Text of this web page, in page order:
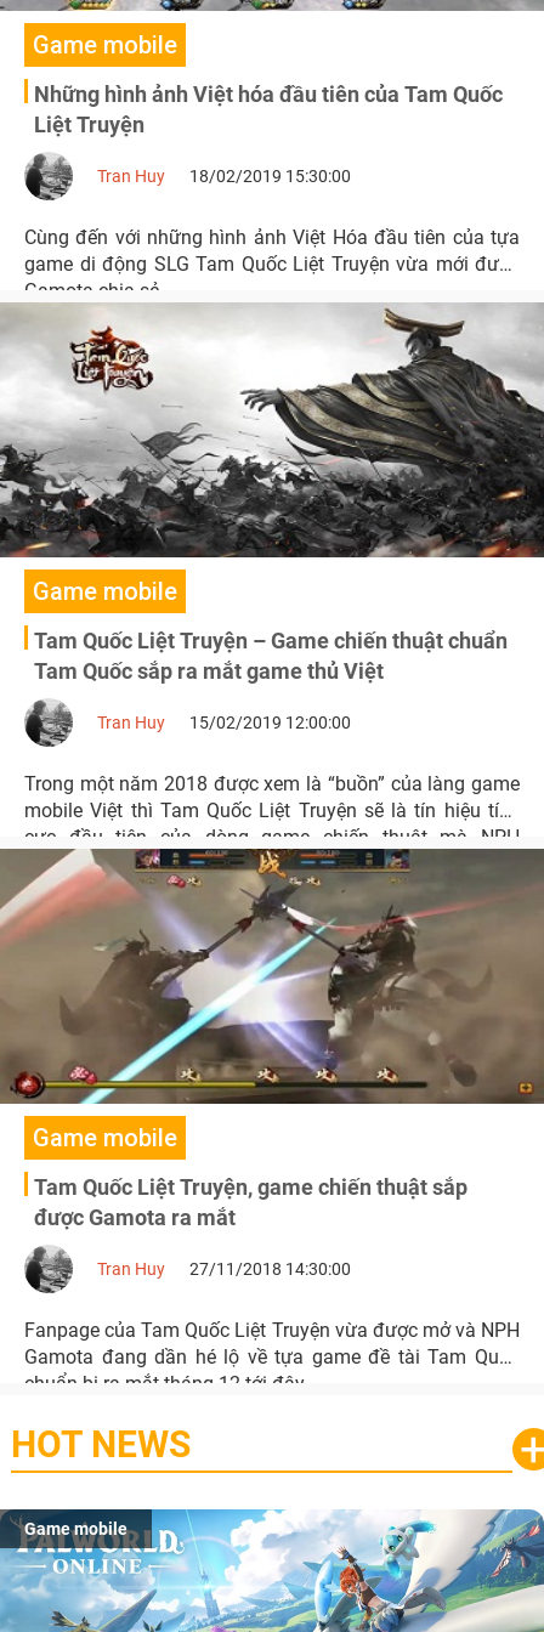
Game mobile
Những hình ảnh Việt hóa đầu tiên của Tam Quốc
Liệt Truyện
Tran Huy 18/02/2019 15:30:00
Cùng đến với những hình ảnh Việt Hóa đầu tiên của tựa
game di động SLG Tam Quốc Liệt Truyện vừa mới được
Gamota chia sẻ.
Game mobile
Tam Quốc Liệt Truyện – Game chiến thuật chuẩn
Tam Quốc sắp ra mắt game thủ Việt
Tran Huy 15/02/2019 12:00:00
Trong một năm 2018 được xem là “buồn” của làng game
mobile Việt thì Tam Quốc Liệt Truyện sẽ là tín hiệu tích
cực đầu tiên của dòng game chiến thuật mà NPH
Gamota muốn mang tới cho game thủ trong những ngày
đầu năm mới này.
Game mobile
Tam Quốc Liệt Truyện, game chiến thuật sắp
được Gamota ra mắt
Tran Huy 27/11/2018 14:30:00
Fanpage của Tam Quốc Liệt Truyện vừa được mở và NPH
Gamota đang dần hé lộ về tựa game đề tài Tam Quốc
chuẩn bị ra mắt tháng 12 tới đây.
HOT NEWS
Game mobile